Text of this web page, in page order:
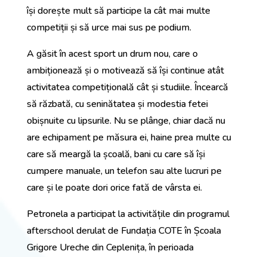
își dorește mult să participe la cât mai multe
competiții și să urce mai sus pe podium.
A găsit în acest sport un drum nou, care o
ambiționează și o motivează să își continue atât
activitatea competițională cât și studiile. Încearcă
să răzbată, cu seninătatea și modestia fetei
obișnuite cu lipsurile. Nu se plânge, chiar dacă nu
are echipament pe măsura ei, haine prea multe cu
care să meargă la școală, bani cu care să își
cumpere manuale, un telefon sau alte lucruri pe
care și le poate dori orice fată de vârsta ei.
Petronela a participat la activitățile din programul
afterschool derulat de Fundația COTE în Școala
Grigore Ureche din Ceplenița, în perioada